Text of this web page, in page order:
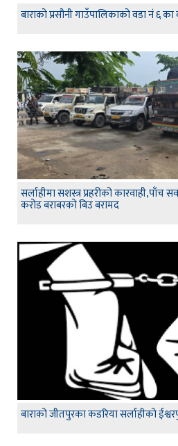
बाराको प्रसौनी गाउँपालिकाको वडा नं ६
सर्लाहीमा सशस्त्र प्रहरीको कारवाही,पाँच
करोड बराबरको बिउ बरामद
बाराको जीतपुरका कडरिया सर्लाहीको